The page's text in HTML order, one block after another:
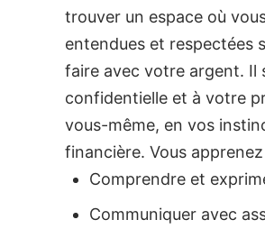
trouver un espace où
entendues et respectées
faire avec votre argent. Il
confidentielle et à votre
vous-même, en vos
financière. Vous
Comprendre et
Communiquer avec